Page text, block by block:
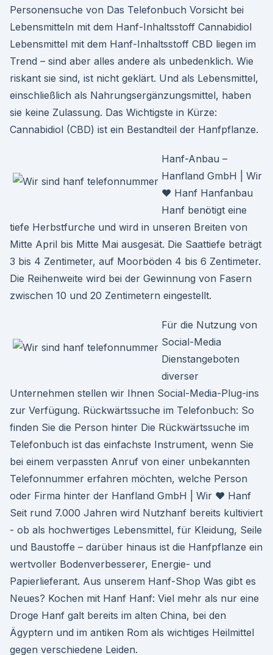
Personensuche von Das Telefonbuch Vorsicht bei
Lebensmitteln mit dem Hanf-Inhaltsstoff Cannabidiol
Lebensmittel mit dem Hanf-Inhaltsstoff CBD liegen im
Trend – sind aber alles andere als unbedenklich. Wie
riskant sie sind, ist nicht geklärt. Und als Lebensmittel,
einschließlich als Nahrungsergänzungsmittel, haben
sie keine Zulassung. Das Wichtigste in Kürze:
Cannabidiol (CBD) ist ein Bestandteil der Hanfpflanze.
Hanf-Anbau –
Hanfland GmbH | Wir
♥ Hanf Hanfanbau
Hanf benötigt eine
tiefe Herbstfurche und wird in unseren Breiten von
Mitte April bis Mitte Mai ausgesät. Die Saattiefe beträgt
3 bis 4 Zentimeter, auf Moorböden 4 bis 6 Zentimeter.
Die Reihenweite wird bei der Gewinnung von Fasern
zwischen 10 und 20 Zentimetern eingestellt.
Für die Nutzung von
Social-Media
Dienstangeboten
diverser
Unternehmen stellen wir Ihnen Social-Media-Plug-ins
zur Verfügung. Rückwärtssuche im Telefonbuch: So
finden Sie die Person hinter Die Rückwärtssuche im
Telefonbuch ist das einfachste Instrument, wenn Sie
bei einem verpassten Anruf von einer unbekannten
Telefonnummer erfahren möchten, welche Person
oder Firma hinter der Hanfland GmbH | Wir ♥ Hanf
Seit rund 7.000 Jahren wird Nutzhanf bereits kultiviert
- ob als hochwertiges Lebensmittel, für Kleidung, Seile
und Baustoffe – darüber hinaus ist die Hanfpflanze ein
wertvoller Bodenverbesserer, Energie- und
Papierlieferant. Aus unserem Hanf-Shop Was gibt es
Neues? Kochen mit Hanf Hanf: Viel mehr als nur eine
Droge Hanf galt bereits im alten China, bei den
Ägyptern und im antiken Rom als wichtiges Heilmittel
gegen verschiedene Leiden.